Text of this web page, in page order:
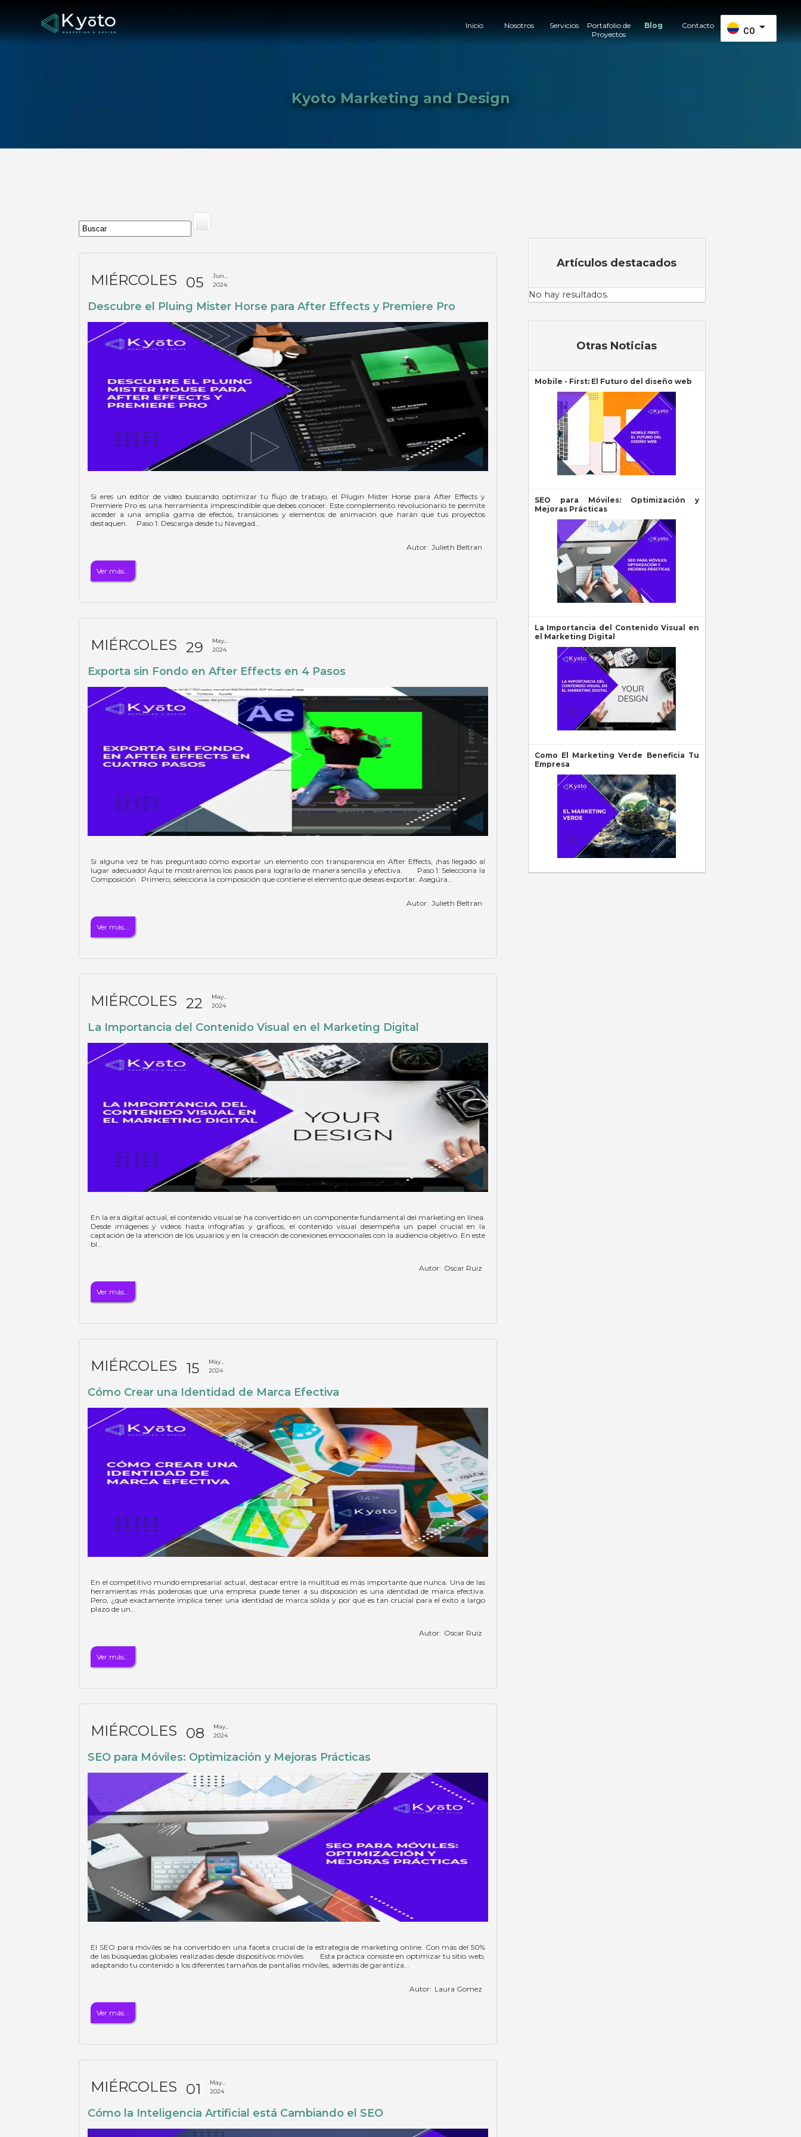
Inicio Nosotros Servicios
Portafolio de
Proyectos
Blog Contacto
CO arrow_drop_down
Kyoto Marketing and Design
MIÉRCOLES 05
Jun...
2024
Descubre el Pluing Mister Horse para After Effects y Premiere Pro
Si eres un editor de video buscando optimizar tu flujo de trabajo, el Plugin Mister Horse para After Effects y
Premiere Pro es una herramienta imprescindible que debes conocer. Este complemento revolucionario te permite
acceder a una amplia gama de efectos, transiciones y elementos de animación que harán que tus proyectos
destaquen. Paso 1: Descarga desde tu Navegad...
Autor: Julieth Beltran
Ver más...
MIÉRCOLES 29
May...
2024
Exporta sin Fondo en After Effects en 4 Pasos
Si alguna vez te has preguntado cómo exportar un elemento con transparencia en After Effects, ¡has llegado al
lugar adecuado! Aquí te mostraremos los pasos para lograrlo de manera sencilla y efectiva. Paso 1: Selecciona la
Composición Primero, selecciona la composición que contiene el elemento que deseas exportar. Asegúra...
Autor: Julieth Beltran
Ver más...
MIÉRCOLES 22
May...
2024
La Importancia del Contenido Visual en el Marketing Digital
En la era digital actual, el contenido visual se ha convertido en un componente fundamental del marketing en línea.
Desde imágenes y videos hasta infografías y gráficos, el contenido visual desempeña un papel crucial en la
captación de la atención de los usuarios y en la creación de conexiones emocionales con la audiencia objetivo. En este
bl...
Autor: Oscar Ruiz
Ver más...
MIÉRCOLES 15
May...
2024
Cómo Crear una Identidad de Marca Efectiva
En el competitivo mundo empresarial actual, destacar entre la multitud es más importante que nunca. Una de las
herramientas más poderosas que una empresa puede tener a su disposición es una identidad de marca efectiva.
Pero, ¿qué exactamente implica tener una identidad de marca sólida y por qué es tan crucial para el éxito a largo
plazo de un...
Autor: Oscar Ruiz
Ver más...
MIÉRCOLES 08
May...
2024
SEO para Móviles: Optimización y Mejoras Prácticas
El SEO para móviles se ha convertido en una faceta crucial de la estrategia de marketing online. Con más del 50%
de las búsquedas globales realizadas desde dispositivos móviles. Esta práctica consiste en optimizar tu sitio web,
adaptando tu contenido a los diferentes tamaños de pantallas móviles, además de garantiza...
Autor: Laura Gomez
Ver más...
MIÉRCOLES 01
May...
2024
Cómo la Inteligencia Artificial está Cambiando el SEO
Artículos destacados
No hay resultados.
Otras Noticias
Mobile - First: El Futuro del diseño web
SEO para Móviles: Optimización y
Mejoras Prácticas
La Importancia del Contenido Visual en
el Marketing Digital
Como El Marketing Verde Beneficia Tu
Empresa